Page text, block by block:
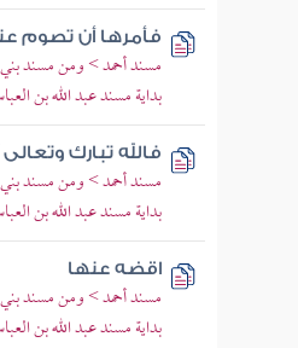
فأمرها أن تصوم
مسند أحمد > ومن مسند
بداية مسند عبد الله بن
فالله تبارك
مسند أحمد > ومن مسند
بداية مسند عبد الله بن
اقضه عنها
مسند أحمد > ومن مسند
بداية مسند عبد الله بن